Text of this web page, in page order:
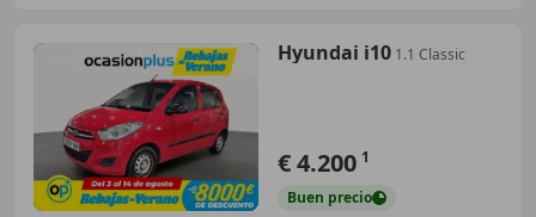
Hyundai i10 1.1 Classic
€ 4.200 1
Buen precio